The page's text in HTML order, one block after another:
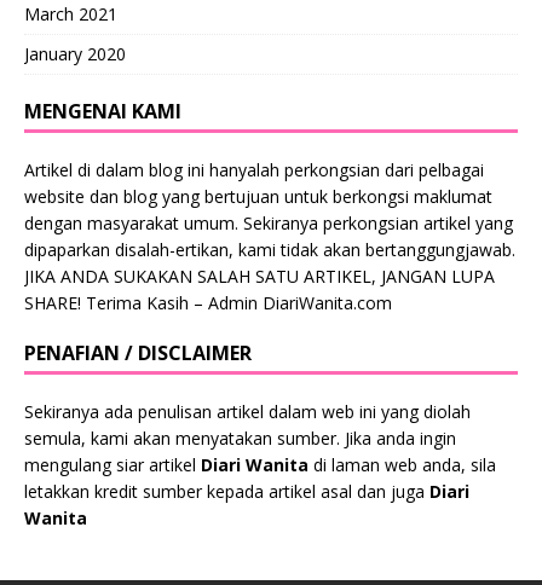
March 2021
January 2020
MENGENAI KAMI
Artikel di dalam blog ini hanyalah perkongsian dari pelbagai
website dan blog yang bertujuan untuk berkongsi maklumat
dengan masyarakat umum. Sekiranya perkongsian artikel yang
dipaparkan disalah-ertikan, kami tidak akan bertanggungjawab.
JIKA ANDA SUKAKAN SALAH SATU ARTIKEL, JANGAN LUPA
SHARE! Terima Kasih – Admin DiariWanita.com
PENAFIAN / DISCLAIMER
Sekiranya ada penulisan artikel dalam web ini yang diolah
semula, kami akan menyatakan sumber. Jika anda ingin
mengulang siar artikel Diari Wanita di laman web anda, sila
letakkan kredit sumber kepada artikel asal dan juga Diari
Wanita